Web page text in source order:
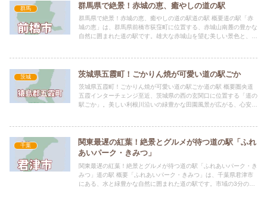
群馬 群馬県で絶景！赤城の恵、癒やしの道の駅
群馬県で絶景！赤城の恵、癒やしの道の駅道の駅 概要道の駅「赤
城の恵」は、群馬県前橋市荻窪町に位置する、赤城山南麓の豊かな
自然に囲まれた道の駅です。雄大な赤城山を望む美しい景色と、地
茨城 茨城県五霞町！ごかりん焼が可愛い道の駅ごか
茨城県五霞町！ごかりん焼が可愛い道の駅ごか道の駅 概要圏央道
五霞インターチェンジ至近、茨城県の西の玄関口に位置する「道の
駅ごか」。美しい利根川沿いの緑豊かな田園風景が広がる、心安ら
千葉
関東最遅の紅葉！絶景とグルメが待つ道の駅「ふれ
あいパーク・きみつ」
関東最遅の紅葉！絶景とグルメが待つ道の駅「ふれあいパーク・き
みつ」道の駅 概要「ふれあいパーク・きみつ」は、千葉県君津市
にある、水と緑豊かな自然に囲まれた道の駅です。市域の3分の2